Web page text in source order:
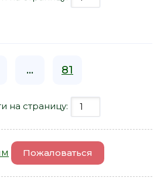
... 81
на страницу:
Пожаловаться